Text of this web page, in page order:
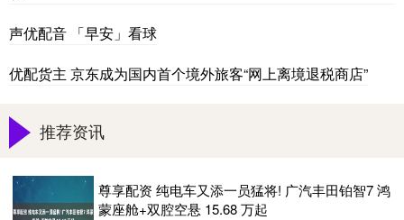
声优配音 「早安」看球
优配货主 京东成为国内首个境外旅客“网上离境退税商店”
推荐资讯
尊享配资 纯电车又添一员猛将! 广汽丰田铂智7 鸿
蒙座舱+双腔空悬 15.68 万起